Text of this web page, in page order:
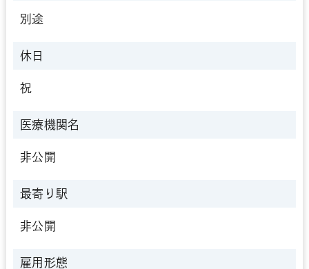
別途
休日
祝
医療機関名
非公開
最寄り駅
非公開
雇用形態